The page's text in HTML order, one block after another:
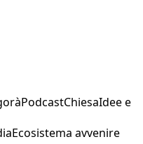
PodcastChiesaIdee e
Ecosistema avvenire